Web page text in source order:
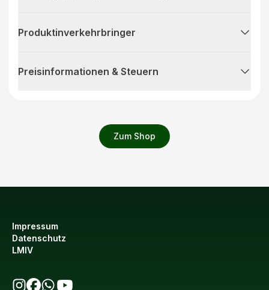
Zum Shop
Produktinverkehrbringer
Preisinformationen & Steuern
Impressum
Datenschutz
LMIV